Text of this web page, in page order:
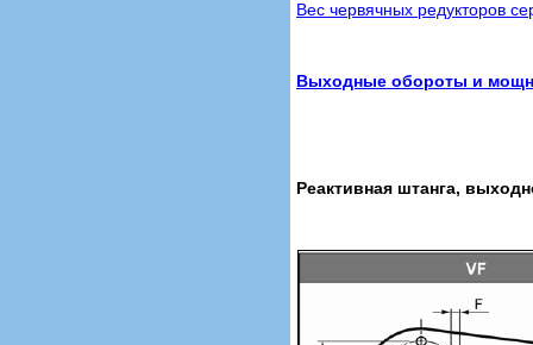
Вес червячных редукторов
Выходные обороты и
Реактивная штанга,